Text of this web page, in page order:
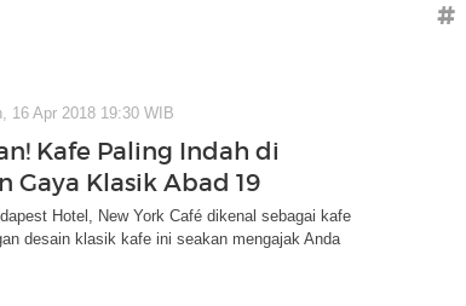
16 Apr 2018 19:30 WIB
Kafe Paling Indah di
Gaya Klasik Abad 19
Hotel, New York Café dikenal sebagai kafe
desain klasik kafe ini seakan mengajak Anda